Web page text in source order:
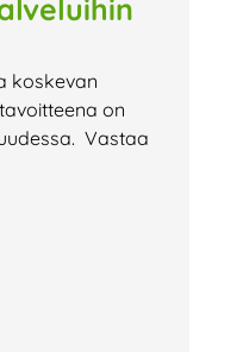
koskevan
on
Vastaa